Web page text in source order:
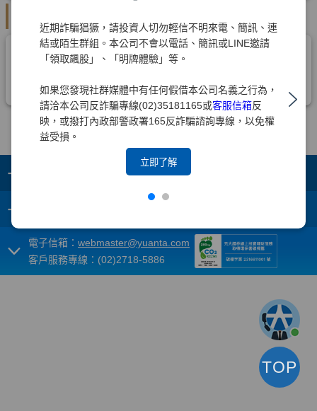
近期詐騙猖獗，請投資人切勿輕信不明來電、簡訊、連
結或陌生群組。本公司不會以電話、簡訊或LINE邀請
「領取飆股」、「明牌體驗」等。
如果您發現社群媒體中有任何假借本公司名義之行為，
請洽本公司反詐騙專線(02)35181165或客服信箱反
映，或撥打內政部警政署165反詐騙諮詢專線，以免權
益受損。
立即了解
+
+
電子信箱： webmaster@yuanta.com
客戶服務專線：(02)2718-5886
TOP